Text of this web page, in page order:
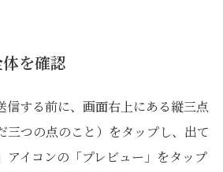
を確認
信する前に、画面右上にある縦三点
三つの点のこと）をタップし、出て
アイコンの「プレビュー」をタップ